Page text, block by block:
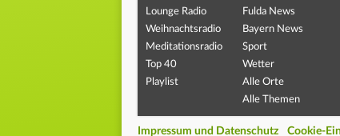
Lounge Radio
Weihnachtsradio
Meditationsradio
Top 40
Playlist
Fulda News
Bayern News
Sport
Wetter
Alle Orte
Alle Themen
Impressum und Datenschutz Cookie-